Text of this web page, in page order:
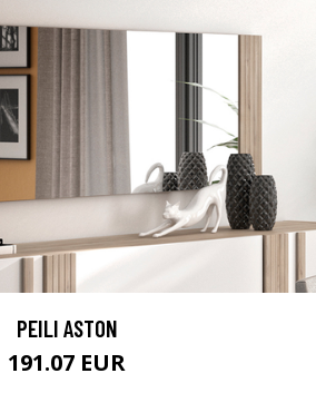
PEILI ASTON
191.07 EUR